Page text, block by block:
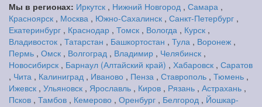
Мы в регионах: Иркутск , Нижний Новгород , Самара ,
Красноярск , Москва , Южно-Сахалинск , Санкт-Петербург ,
Екатеринбург , Краснодар , Томск , Вологда , Курск ,
Владивосток , Татарстан , Башкортостан , Тула , Воронеж ,
Пермь , Омск , Волгоград , Владимир , Челябинск ,
Новосибирск , Барнаул (Алтайский край) , Хабаровск , Саратов
, Чита , Калиниград , Иваново , Пенза , Ставрополь , Тюмень ,
Ижевск , Ульяновск , Ярославль , Киров , Рязань , Астрахань ,
Псков , Тамбов , Кемерово , Оренбург , Белгород , Йошкар-